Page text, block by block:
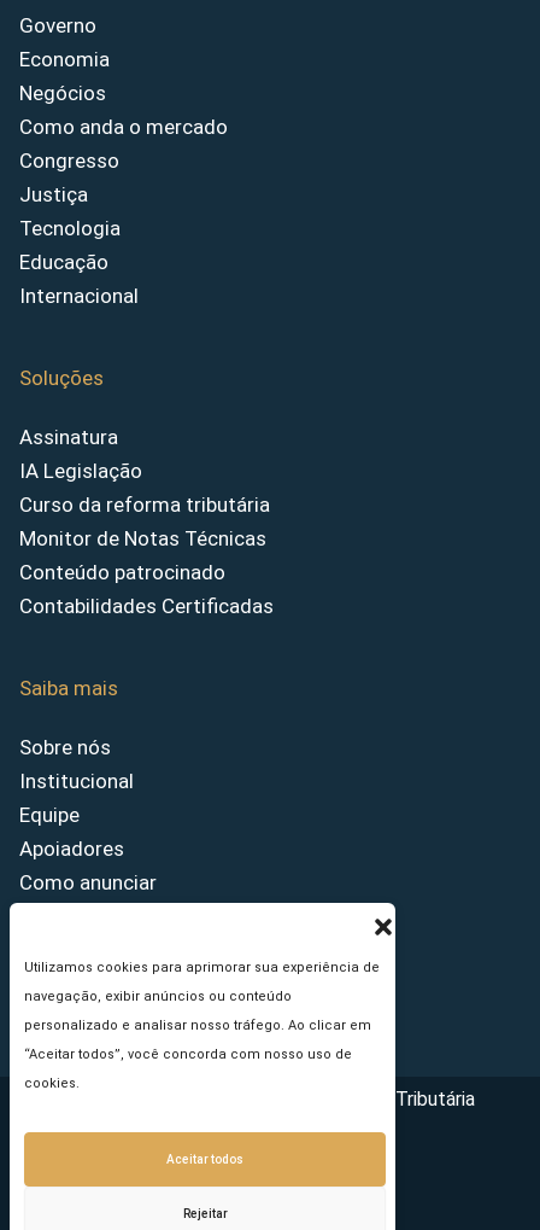
Utilizamos cookies para aprimorar sua experiência de
navegação, exibir anúncios ou conteúdo
personalizado e analisar nosso tráfego. Ao clicar em
“Aceitar todos”, você concorda com nosso uso de
cookies.
Aceitar todos
Rejeitar
Governo
Economia
Negócios
Como anda o mercado
Congresso
Justiça
Tecnologia
Educação
Internacional
Soluções
Assinatura
IA Legislação
Curso da reforma tributária
Monitor de Notas Técnicas
Conteúdo patrocinado
Contabilidades Certificadas
Saiba mais
Sobre nós
Institucional
Equipe
Apoiadores
Como anunciar
Princípios Editoriais
Copyright © 2026 - Portal da Reforma Tributária